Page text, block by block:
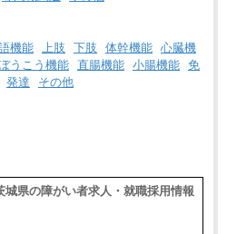
機能 上肢 下肢 体幹機能 心臓機
うこう機能 直腸機能 小腸機能 免
発達 その他
県の障がい者求人・就職採用情報